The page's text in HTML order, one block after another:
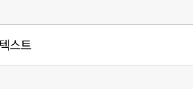
스트